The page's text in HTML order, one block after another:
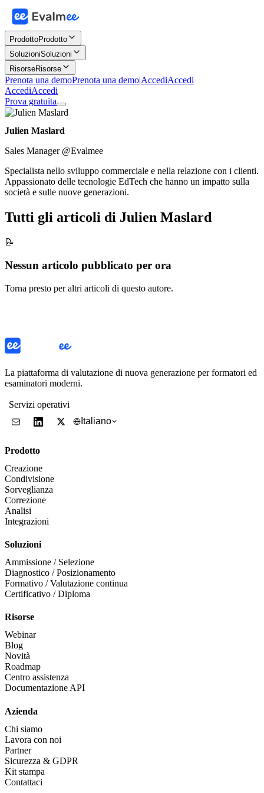
ProdottoProdotto
SoluzioniSoluzioni
RisorseRisorse
Prenota una demoPrenota una demo|AccediAccedi
AccediAccedi
Prova gratuita
Julien Maslard
Sales Manager @Evalmee
Specialista nello sviluppo commerciale e nella relazione con i clienti.
Appassionato delle tecnologie EdTech che hanno un impatto sulla
società e sulle nuove generazioni.
Tutti gli articoli di Julien Maslard
📝
Nessun articolo pubblicato per ora
Torna presto per altri articoli di questo autore.
La piattaforma di valutazione di nuova generazione per formatori ed
esaminatori moderni.
Servizi operativi
Italiano
Prodotto
Creazione
Condivisione
Sorveglianza
Correzione
Analisi
Integrazioni
Soluzioni
Ammissione / Selezione
Diagnostico / Posizionamento
Formativo / Valutazione continua
Certificativo / Diploma
Risorse
Webinar
Blog
Novità
Roadmap
Centro assistenza
Documentazione API
Azienda
Chi siamo
Lavora con noi
Partner
Sicurezza & GDPR
Kit stampa
Contattaci